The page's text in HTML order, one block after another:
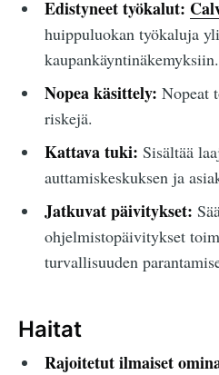
Edistyneet työkalut:
huippuluokan työkaluja
kaupankäyntinäkemyksiin.
Nopea käsittely: Nopeat
riskejä.
Kattava tuki: Sisältää
auttamiskeskuksen ja
Jatkuvat päivitykset:
ohjelmistopäivitykset
turvallisuuden
Haitat
Rajoitetut ilmaiset